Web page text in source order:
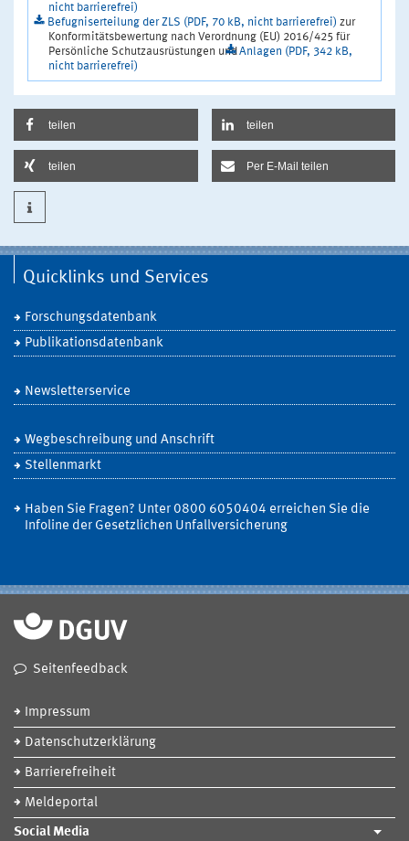
nicht barrierefrei)
Befugniserteilung der ZLS (PDF, 70 kB, nicht barrierefrei) zur
Konformitätsbewertung nach Verordnung (EU) 2016/425 für
Persönliche Schutzausrüstungen undAnlagen (PDF, 342 kB,
nicht barrierefrei)
teilen teilen
teilen Per E-Mail teilen
Quicklinks und Services
Forschungsdatenbank
Publikationsdatenbank
Newsletterservice
Wegbeschreibung und Anschrift
Stellenmarkt
Haben Sie Fragen? Unter 0800 6050404 erreichen Sie die
Infoline der Gesetzlichen Unfallversicherung
Seitenfeedback
Impressum
Datenschutzerklärung
Barrierefreiheit
Meldeportal
Social Media